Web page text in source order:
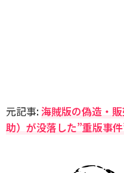
元記事:海賊版の偽造・
助）が没落した”重版事